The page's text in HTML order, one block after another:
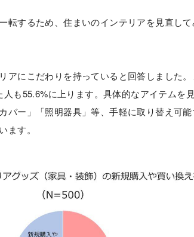
転するため、住まいのインテリアを見直し
にこだわりを持っていると回答しました。
も55.6%に上ります。具体的なアイテムを
バー」「照明器具」等、手軽に取り替え可
す。